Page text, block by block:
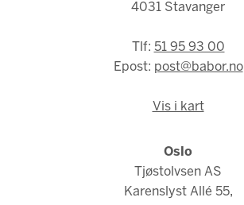
4031 Stavanger
Tlf: 51 95 93 00
Epost: post@babor.no
Vis i kart
Oslo
Tjøstolvsen AS
Karenslyst Allé 55,